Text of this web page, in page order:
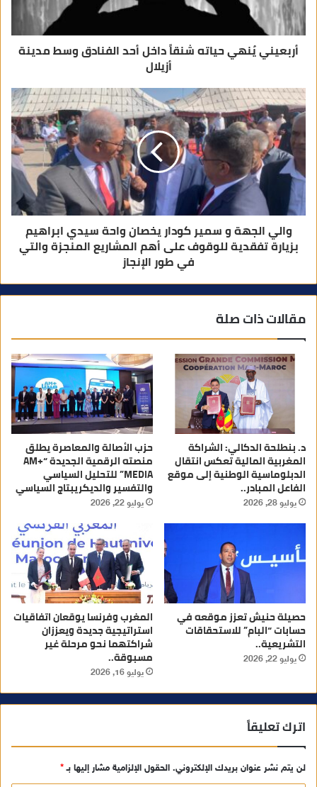
ي
أربعيني يُنهي حياته شنقاً داخل أحد الفنادق وسط مدينة
أزيلال
والي الجهة و سمير كودار يخصان واحة سيدي ابراهيم
بزيارة تفقدية للوقوف على أهم المشاريع المنجزة والتي
في طور الإنجاز
مقالات ذات صلة
د. بنطلحة الدكالي: الشراكة
المغربية المالية تعكس انتقال
الدبلوماسية الوطنية إلى موقع
الفاعل المبادر..
يوليو 28, 2026
حزب الأصالة والمعاصرة يطلق
منصته الرقمية الجديدة “AM+
MEDIA” للتحليل السياسي
والتفسير والديكريبتاج السياسي
يوليو 22, 2026
حصيلة حنيش تعزز موقعه في
حسابات “البام” للاستحقاقات
التشريعية..
يوليو 22, 2026
المغرب وفرنسا يوقعان اتفاقيات
استراتيجية جديدة ويعززان
شراكتهما نحو مرحلة غير
مسبوقة..
يوليو 16, 2026
اترك تعليقاً
لن يتم نشر عنوان بريدك الإلكتروني. الحقول الإلزامية مشار إليها بـ*